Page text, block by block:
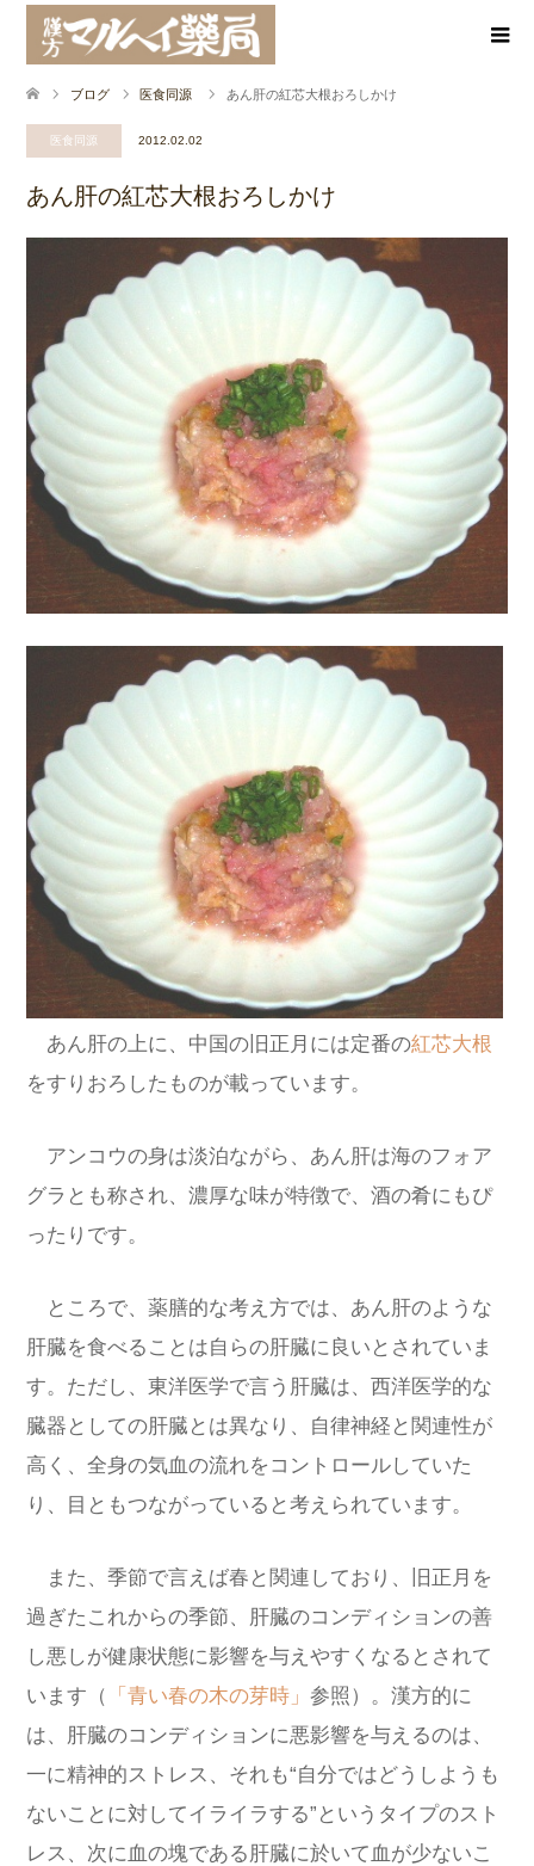
ブログ 医食同源 あん肝の紅芯大根おろしかけ
医食同源 2012.02.02
あん肝の紅芯大根おろしかけ
あん肝の上に、中国の旧正月には定番の紅芯大根
をすりおろしたものが載っています。
アンコウの身は淡泊ながら、あん肝は海のフォア
グラとも称され、濃厚な味が特徴で、酒の肴にもぴ
ったりです。
ところで、薬膳的な考え方では、あん肝のような
肝臓を食べることは自らの肝臓に良いとされていま
す。ただし、東洋医学で言う肝臓は、西洋医学的な
臓器としての肝臓とは異なり、自律神経と関連性が
高く、全身の気血の流れをコントロールしていた
り、目ともつながっていると考えられています。
また、季節で言えば春と関連しており、旧正月を
過ぎたこれからの季節、肝臓のコンディションの善
し悪しが健康状態に影響を与えやすくなるとされて
います（
「青い春の木の芽時」 参照）。漢方的に
は、肝臓のコンディションに悪影響を与えるのは、
一に精神的ストレス、それも“自分ではどうしようも
ないことに対してイライラする”というタイプのスト
レス、次に血の塊である肝臓に於いて血が少ないこ